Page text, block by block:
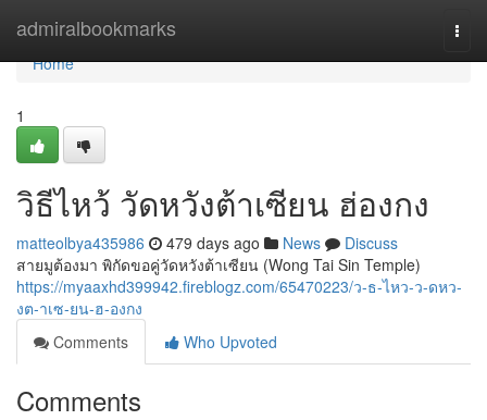
admiralbookmarks
Home
Home
1
วิธีไหว้ วัดหวังต้าเซียน ฮ่องกง
matteolbya435986 479 days ago News
Discuss
สายมูต้องมา พิกัดขอคู่วัดหวังต้าเซียน (Wong Tai Sin Temple)
https://myaaxhd399942.fireblogz.com/65470223/ว-ธ-ไหว-ว-ดหว-
งต-าเซ-ยน-ฮ-องกง
Comments
Who Upvoted
Comments